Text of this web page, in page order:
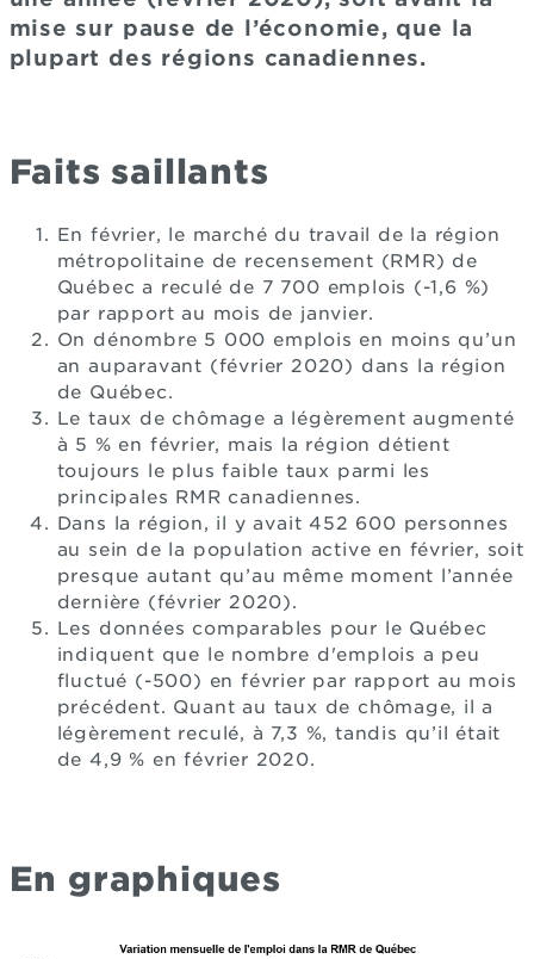
mise sur pause de l’économie, que la
plupart des régions canadiennes.
Faits saillants
En février, le marché du travail de la région
métropolitaine de recensement (RMR) de
Québec a reculé de 7 700 emplois (-1,6 %)
par rapport au mois de janvier.
On dénombre 5 000 emplois en moins qu’un
an auparavant (février 2020) dans la région
de Québec.
Le taux de chômage a légèrement augmenté
à 5 % en février, mais la région détient
toujours le plus faible taux parmi les
principales RMR canadiennes.
Dans la région, il y avait 452 600 personnes
au sein de la population active en février, soit
presque autant qu’au même moment l’année
dernière (février 2020).
Les données comparables pour le Québec
indiquent que le nombre d'emplois a peu
fluctué (-500) en février par rapport au mois
précédent. Quant au taux de chômage, il a
légèrement reculé, à 7,3 %, tandis qu’il était
de 4,9 % en février 2020.
En graphiques